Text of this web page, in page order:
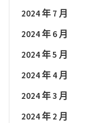
2024 年 7 月
2024 年 6 月
2024 年 5 月
2024 年 4 月
2024 年 3 月
2024 年 2 月